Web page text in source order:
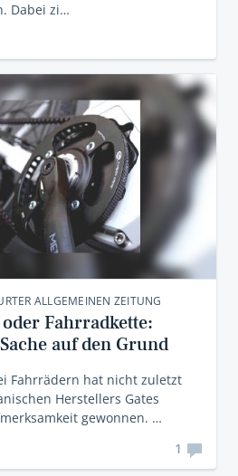
Dabei zi…
ALLGEMEINEN ZEITUNG
Fahrradkette:
auf den Grund
Fahrrädern hat nicht zuletzt
Herstellers Gates
gewonnen. …
1